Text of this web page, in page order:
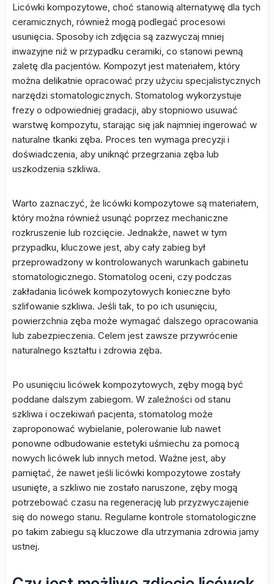
Licówki kompozytowe, choć stanowią alternatywę dla tych
ceramicznych, również mogą podlegać procesowi
usunięcia. Sposoby ich zdjęcia są zazwyczaj mniej
inwazyjne niż w przypadku ceramiki, co stanowi pewną
zaletę dla pacjentów. Kompozyt jest materiałem, który
można delikatnie opracować przy użyciu specjalistycznych
narzędzi stomatologicznych. Stomatolog wykorzystuje
frezy o odpowiedniej gradacji, aby stopniowo usuwać
warstwę kompozytu, starając się jak najmniej ingerować w
naturalne tkanki zęba. Proces ten wymaga precyzji i
doświadczenia, aby uniknąć przegrzania zęba lub
uszkodzenia szkliwa.
Warto zaznaczyć, że licówki kompozytowe są materiałem,
który można również usunąć poprzez mechaniczne
rozkruszenie lub rozcięcie. Jednakże, nawet w tym
przypadku, kluczowe jest, aby cały zabieg był
przeprowadzony w kontrolowanych warunkach gabinetu
stomatologicznego. Stomatolog oceni, czy podczas
zakładania licówek kompozytowych konieczne było
szlifowanie szkliwa. Jeśli tak, to po ich usunięciu,
powierzchnia zęba może wymagać dalszego opracowania
lub zabezpieczenia. Celem jest zawsze przywrócenie
naturalnego kształtu i zdrowia zęba.
Po usunięciu licówek kompozytowych, zęby mogą być
poddane dalszym zabiegom. W zależności od stanu
szkliwa i oczekiwań pacjenta, stomatolog może
zaproponować wybielanie, polerowanie lub nawet
ponowne odbudowanie estetyki uśmiechu za pomocą
nowych licówek lub innych metod. Ważne jest, aby
pamiętać, że nawet jeśli licówki kompozytowe zostały
usunięte, a szkliwo nie zostało naruszone, zęby mogą
potrzebować czasu na regenerację lub przyzwyczajenie
się do nowego stanu. Regularne kontrole stomatologiczne
po takim zabiegu są kluczowe dla utrzymania zdrowia jamy
ustnej.